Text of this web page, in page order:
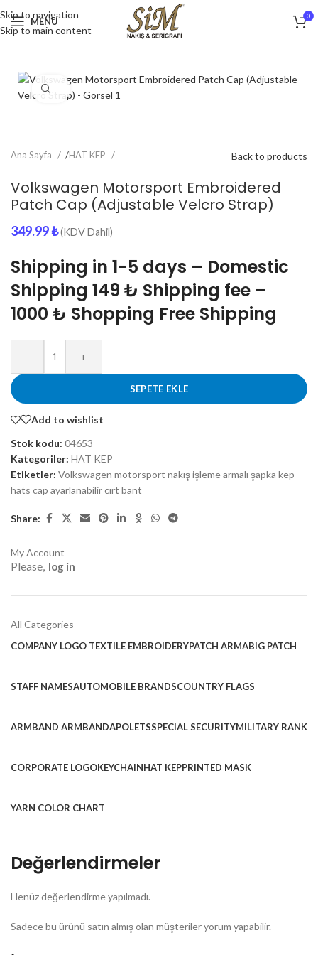
Skip to navigation
Skip to main content
MENU 0
Click to enlarge
Ana Sayfa /HAT KEP Back to products
Volkswagen Motorsport Embroidered
Patch Cap (Adjustable Velcro Strap)
349.99₺(KDV Dahil)
Shipping in 1-5 days – Domestic
Shipping 149 ₺ Shipping fee –
1000 ₺ Shopping Free Shipping
- +
SEPETE EKLE
Add to wishlist
Stok kodu: 04653
Kategoriler: HAT KEP
Etiketler: Volkswagen motorsport nakış işleme armalı şapka kep
hats cap ayarlanabilir cırt bant
Share:
My Account
Please, log in
All Categories
COMPANY LOGO TEXTILE EMBROIDERYPATCH ARMABIG PATCH
STAFF NAMESAUTOMOBILE BRANDSCOUNTRY FLAGS
ARMBAND ARMBANDAPOLETSSPECIAL SECURITYMILITARY RANK
CORPORATE LOGOKEYCHAINHAT KEPPRINTED MASK
YARN COLOR CHART
Değerlendirmeler
Henüz değerlendirme yapılmadı.
Sadece bu ürünü satın almış olan müşteriler yorum yapabilir.